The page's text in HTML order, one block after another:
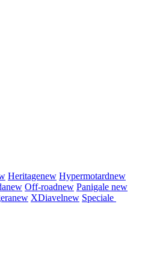
Heritagenew Hypermotardnew
new Off-roadnew Panigale new
new XDiavelnew Speciale